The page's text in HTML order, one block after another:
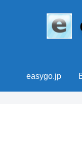
easygo.jp